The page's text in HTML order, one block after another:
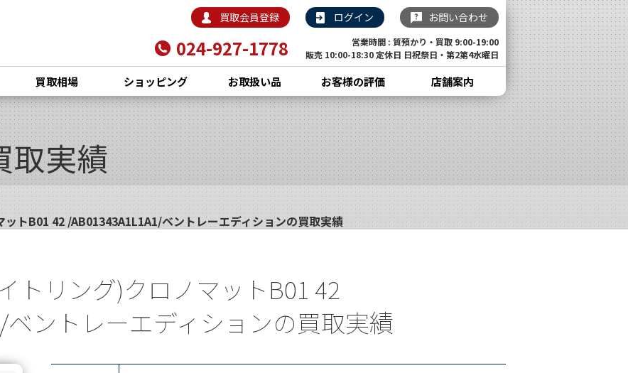
買取会員登録 ログイン お問い合わせ
024-927-1778
営業時間 : 質預かり・買取 9:00-19:00
販売 10:00-18:30 定休日 日祝祭日・第2第4水曜日
買取相場 ショッピング お取扱い品 お客様の評価 店舗案内
取実績
トB01 42 /AB01343A1L1A1/ベントレーエディションの買取実績
トリング)クロノマットB01 42
ベントレーエディションの買取実績